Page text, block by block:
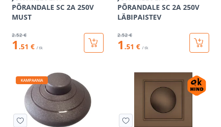
PÕRANDALE SC 2A 250V
MUST
2.52 €
1 .51 € / tk
PÕRANDALE SC 2A 250V
LÄBIPAISTEV
2.52 €
1 .51 € / tk
KAMPAANIA